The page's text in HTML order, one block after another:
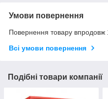
Умови повернення
Повернення товару впродовж
Всі умови повернення
Подібні товари компанії